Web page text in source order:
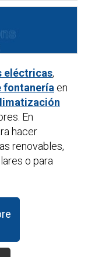
eléctricas,
fontanería en
En
hacer
renovables,
o para